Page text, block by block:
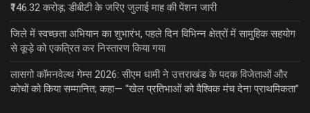
₹146.32 करोड़; डीबीटी के जरिए जुलाई माह की पेंशन जारी
जिले में स्वच्छता अभियान का शुभारंभ, पहले दिन विभिन्न क्षेत्रों में सामुहिक सहयोग
से कूड़े को एकत्रित कर निस्तारण किया गया
लासगो कॉमनवेल्थ गेम्स 2026: सीएम धामी ने उत्तराखंड के पदक विजेताओं और
कोचों को किया सम्मानित; कहा— “खेल प्रतिभाओं को वैश्विक मंच देना प्राथमिकता”